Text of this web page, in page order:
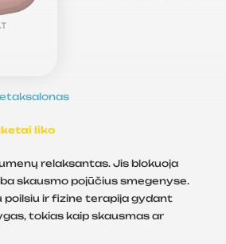
liko
relaksantas. Jis blokuoja
skausmo pojūčius smegenyse.
poilsiu ir fizine terapija gydant
tokias kaip skausmas ar